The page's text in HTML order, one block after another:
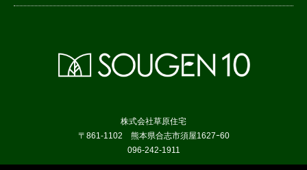
株式会社草原住宅
〒861-1102 熊本県合志市須屋1627ｰ60
096-242-1911